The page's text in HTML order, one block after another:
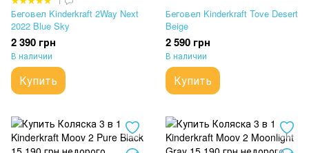
Беговел Kinderkraft 2Way Next
2022 Blue Sky
2 390 грн
В наличии
Купить
Беговел Kinderkraft Tove Desert
Beige
2 590 грн
В наличии
Купить